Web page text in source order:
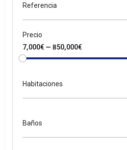
Referencia
Precio
7,000€ — 850,000€
Habitaciones
Baños